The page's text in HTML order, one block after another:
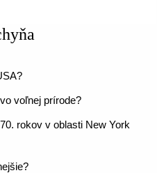
voľnej prírode?
rokov v oblasti New York